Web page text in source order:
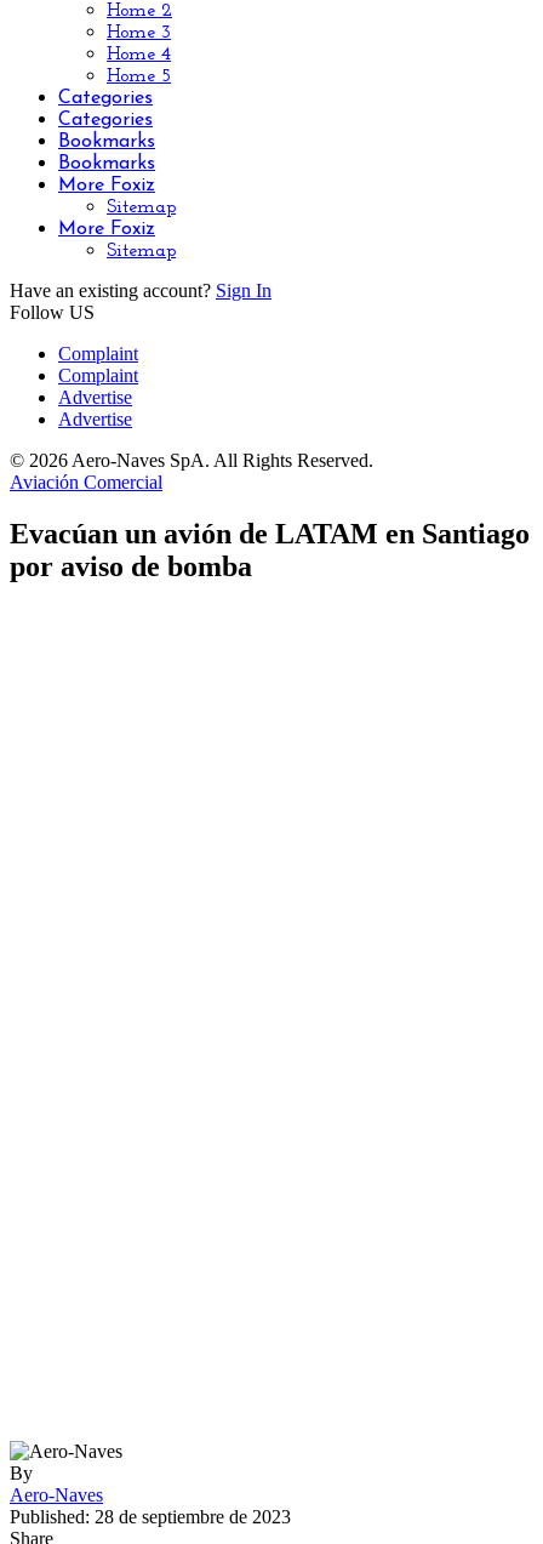
Home 2
Home 3
Home 4
Home 5
Categories
Categories
Bookmarks
Bookmarks
More Foxiz
Sitemap
More Foxiz
Sitemap
Have an existing account? Sign In
Follow US
Complaint
Complaint
Advertise
Advertise
© 2026 Aero-Naves SpA. All Rights Reserved.
Aviación Comercial
Evacúan un avión de LATAM en Santiago
por aviso de bomba
By
Aero-Naves
Published: 28 de septiembre de 2023
Share